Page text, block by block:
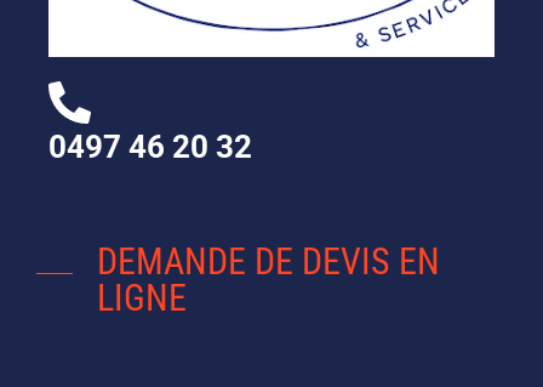
0497 46 20 32
DEMANDE DE DEVIS EN
LIGNE